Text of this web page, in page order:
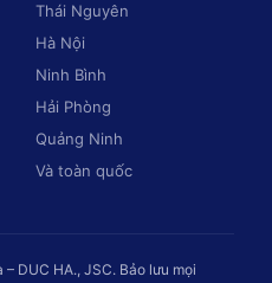
Thái Nguyên
Hà Nội
Ninh Bình
Hải Phòng
Quảng Ninh
Và toàn quốc
DUC HA., JSC. Bảo lưu mọi